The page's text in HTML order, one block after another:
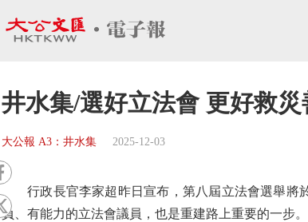
井水集/選好立法會 更好救災
大公報 A3：井水集 2025-12-03
行政長官李家超昨日宣布，第八屆立法會選舉將於
負、有能力的立法會議員，也是重建路上重要的一步。